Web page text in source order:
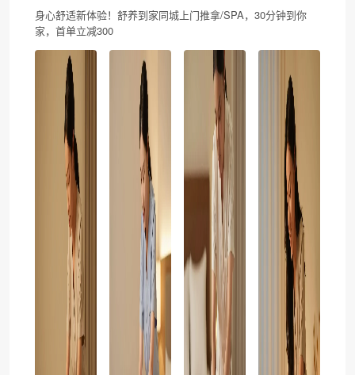
身心舒适新体验！舒养到家同城上门推拿/SPA，30分钟到你
家，首单立减300